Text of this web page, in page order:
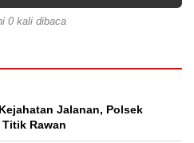
0 kali dibaca
Jalanan, Polsek
Rawan